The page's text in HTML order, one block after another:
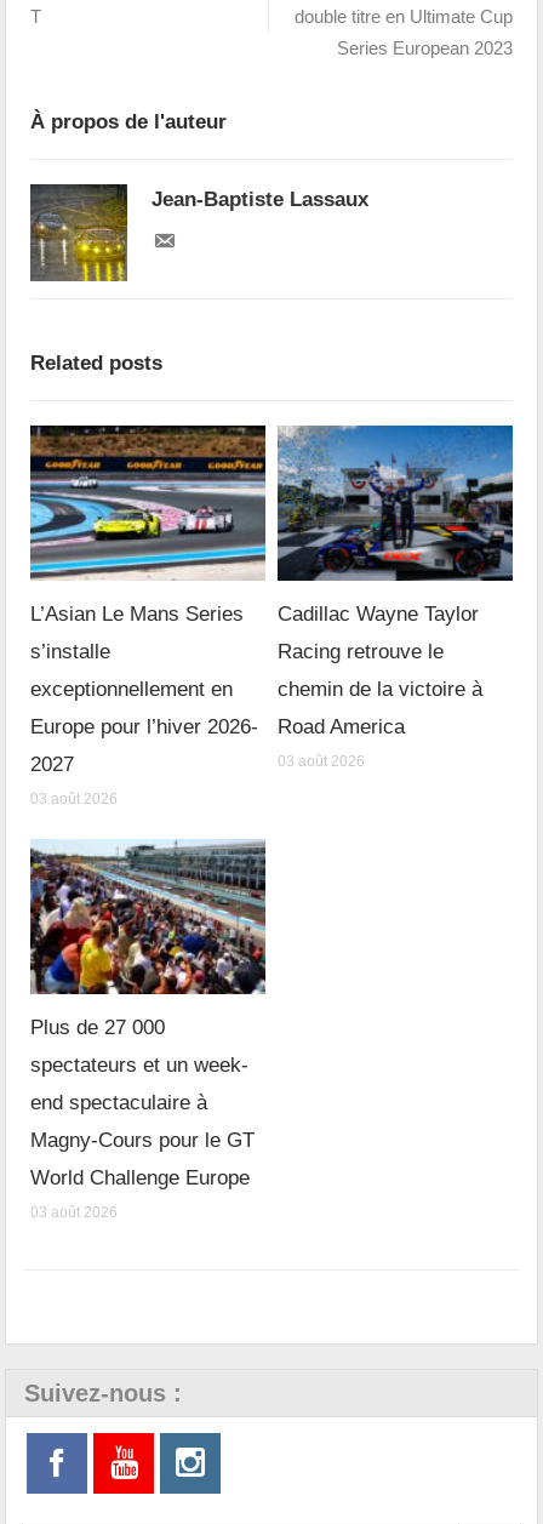
T
double titre en Ultimate Cup
Series European 2023
À propos de l'auteur
Jean-Baptiste Lassaux
Related posts
L’Asian Le Mans Series
s’installe
exceptionnellement en
Europe pour l’hiver 2026-
2027
03 août 2026
Cadillac Wayne Taylor
Racing retrouve le
chemin de la victoire à
Road America
03 août 2026
Plus de 27 000
spectateurs et un week-
end spectaculaire à
Magny-Cours pour le GT
World Challenge Europe
03 août 2026
Suivez-nous :